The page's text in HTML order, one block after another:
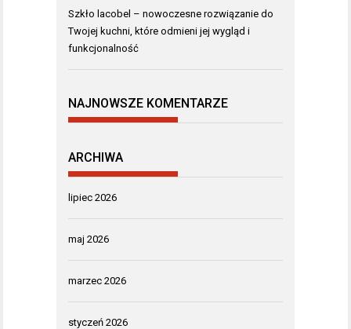
Szkło lacobel – nowoczesne rozwiązanie do
Twojej kuchni, które odmieni jej wygląd i
funkcjonalność
NAJNOWSZE KOMENTARZE
ARCHIWA
lipiec 2026
maj 2026
marzec 2026
styczeń 2026